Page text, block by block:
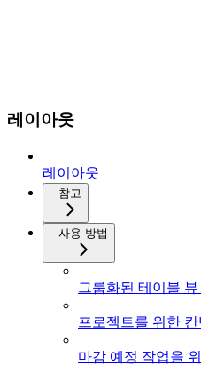
레이아웃
레이아웃
참고
사용 방법
그룹화된 테이블 뷰
프로젝트를 위한 칸
마감 예정 작업을